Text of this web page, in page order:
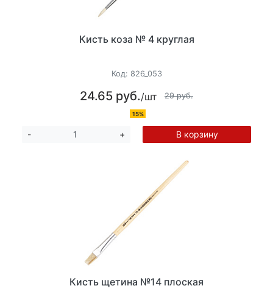
Кисть коза № 4 круглая
Код: 826_053
24.65 руб./шт 29 руб.
15%
- + В корзину
Кисть щетина №14 плоская